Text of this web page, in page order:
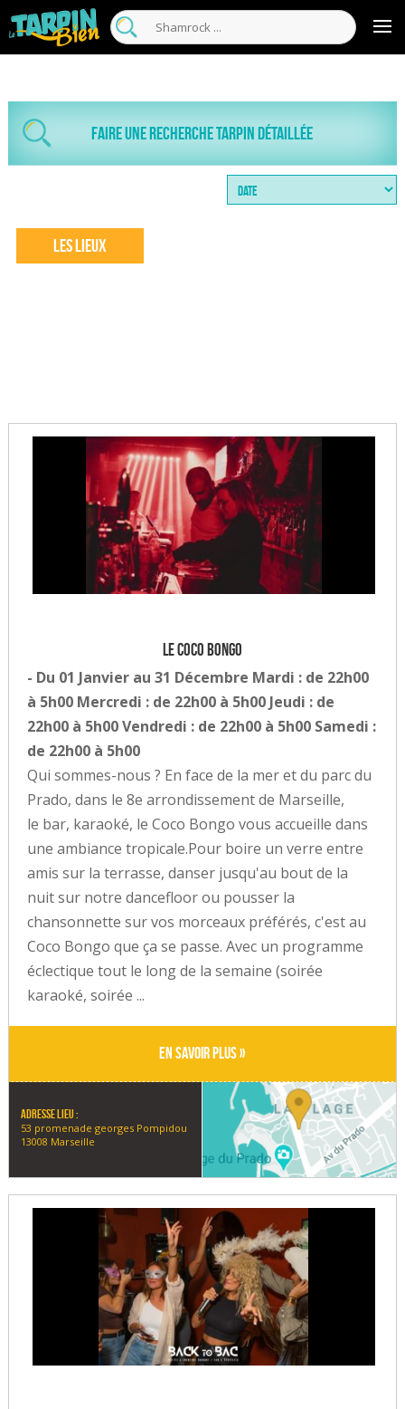
Faire une recherche tarpin détaillée
Les Lieux
Le Coco Bongo
- Du 01 Janvier au 31 Décembre Mardi : de 22h00
à 5h00 Mercredi : de 22h00 à 5h00 Jeudi : de
22h00 à 5h00 Vendredi : de 22h00 à 5h00 Samedi :
de 22h00 à 5h00
Qui sommes-nous ? En face de la mer et du parc du
Prado, dans le 8e arrondissement de Marseille,
le bar, karaoké, le Coco Bongo vous accueille dans
une ambiance tropicale.Pour boire un verre entre
amis sur la terrasse, danser jusqu'au bout de la
nuit sur notre dancefloor ou pousser la
chansonnette sur vos morceaux préférés, c'est au
Coco Bongo que ça se passe. Avec un programme
éclectique tout le long de la semaine (soirée
karaoké, soirée ...
En savoir plus »
Adresse lieu :
53 promenade georges Pompidou
13008 Marseille